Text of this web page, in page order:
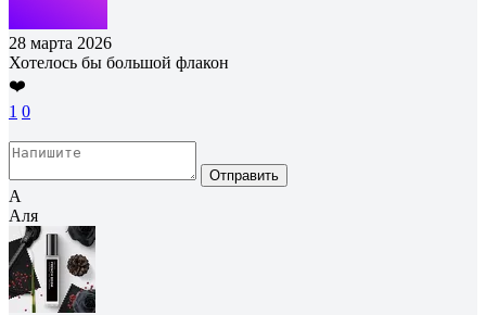
28 марта 2026
Хотелось бы большой флакон
❤️
1 0
Отправить
А
Аля